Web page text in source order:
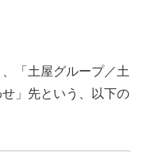
「土屋グループ／土
」先という、以下の